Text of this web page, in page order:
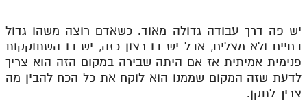
יש פה דרך עבודה גדולה מאוד. כשאדם רוצה משהו גדול
בחיים ולא מצליח, אבל יש בו רצון כזה, יש בו השתוקקות
פנימית אמיתית אז אם היתה שבירה במקום הזה הוא צריך
לדעת שזה המקום שממנו הוא לוקח את כל הכח להבין מה
צריך לתקן.